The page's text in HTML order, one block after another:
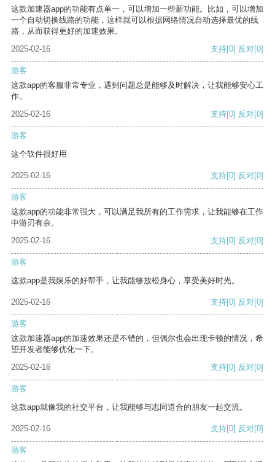
这款加速器app的功能有点单一，可以增加一些新功能。比如，可以增加
一个自动切换线路的功能，这样就可以根据网络情况自动选择最优的线
路，从而获得更好的加速效果。
2025-02-16
支持[0] 反对[0]
游客
这款app的客服非常专业，遇到问题总是能够及时解决，让我能够安心工
作。
2025-02-16
支持[0] 反对[0]
游客
这个软件很好用
2025-02-16 支持[0] 反对[0]
游客
这款app的功能非常强大，可以满足我所有的工作需求，让我能够在工作
中游刃有余。
2025-02-16
支持[0] 反对[0]
游客
这款app是我娱乐的好帮手，让我能够放松身心，享受美好时光。
2025-02-16 支持[0] 反对[0]
游客
这款加速器app的加速效果还是不错的，但偶尔也会出现卡顿的情况，希
望开发者能够优化一下。
2025-02-16
支持[0] 反对[0]
游客
这款app就像我的社交平台，让我能够与志同道合的朋友一起交流。
2025-02-16 支持[0] 反对[0]
游客